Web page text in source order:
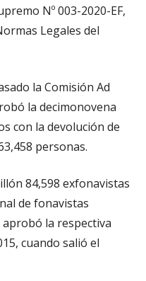
Nº 003-2020-EF,
Legales del
la Comisión Ad
la decimonovena
con la devolución de
personas.
84,598 exfonavistas
de fonavistas
la respectiva
cuando salió el